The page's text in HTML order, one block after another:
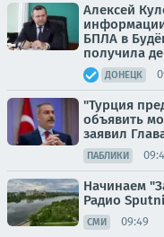
Алексей
БПЛА в
получила
ДОНЕЦК
"Турция
объявить
заявил
ПАБЛИКИ
Начинаем
Радио
СМИ 09:49